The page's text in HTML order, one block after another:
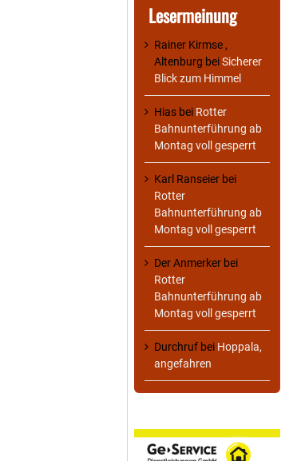
Lesermeinung
Rainer Kirmse ,
Altenburg beiSicherer
Blick zum Himmel
Hias bei Rotter
Bahnunterführung ab
Montag voll gesperrt
Karl Ranseier bei
Rotter
Bahnunterführung ab
Montag voll gesperrt
Der Anmerker bei
Rotter
Bahnunterführung ab
Montag voll gesperrt
Durchruf bei Hoppala,
angefahren